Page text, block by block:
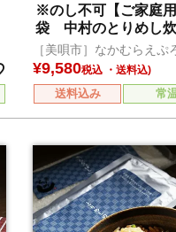
※のし不可【ご家庭
袋 中村のとりめし
みセット
［美唄市］なかむらえぷ
楽部
¥9,580税込
送料込み 常